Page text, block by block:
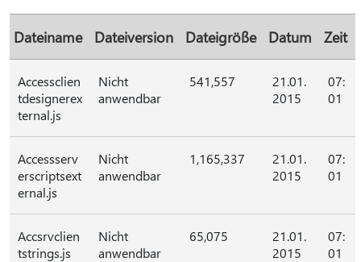
Dateiname Dateiversion Dateigröße Datum Zeit
Accessclien
tdesignerex
ternal.js
Nicht
anwendbar
541,557
21.01.
2015
07:
01
Accessserv
erscriptsext
ernal.js
Nicht
anwendbar
1,165,337
21.01.
2015
07:
01
Accsrvclien
tstrings.js
Nicht
anwendbar
65,075
21.01.
2015
07:
01